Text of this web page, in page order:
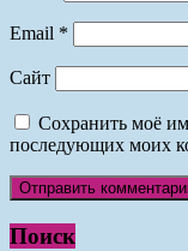
Email *
Сайт
Сохранить моё
последующих моих
Поиск